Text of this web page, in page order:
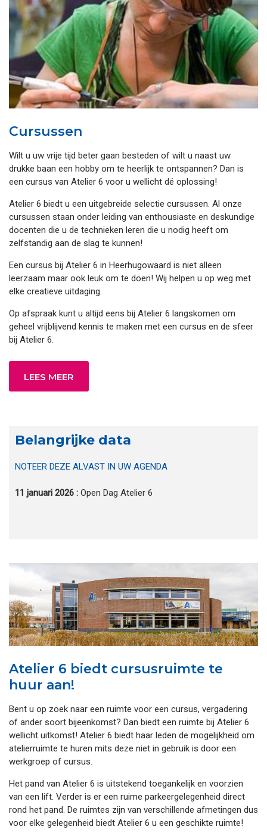
Cursussen
Wilt u uw vrije tijd beter gaan besteden of wilt u naast uw
drukke baan een hobby om te heerlijk te ontspannen? Dan is
een cursus van Atelier 6 voor u wellicht dé oplossing!
Atelier 6 biedt u een uitgebreide selectie cursussen. Al onze
cursussen staan onder leiding van enthousiaste en deskundige
docenten die u de technieken leren die u nodig heeft om
zelfstandig aan de slag te kunnen!
Een cursus bij Atelier 6 in Heerhugowaard is niet alleen
leerzaam maar ook leuk om te doen! Wij helpen u op weg met
elke creatieve uitdaging.
Op afspraak kunt u altijd eens bij Atelier 6 langskomen om
geheel vrijblijvend kennis te maken met een cursus en de sfeer
bij Atelier 6.
LEES MEER
Belangrijke data
NOTEER DEZE ALVAST IN UW AGENDA
11 januari 2026 : Open Dag Atelier 6
Atelier 6 biedt cursusruimte te
huur aan!
Bent u op zoek naar een ruimte voor een cursus, vergadering
of ander soort bijeenkomst? Dan biedt een ruimte bij Atelier 6
wellicht uitkomst! Atelier 6 biedt haar leden de mogelijkheid om
atelierruimte te huren mits deze niet in gebruik is door een
werkgroep of cursus.
Het pand van Atelier 6 is uitstekend toegankelijk en voorzien
van een lift. Verder is er een ruime parkeergelegenheid direct
rond het pand. De ruimtes zijn van verschillende afmetingen dus
voor elke gelegenheid biedt Atelier 6 u een geschikte ruimte!